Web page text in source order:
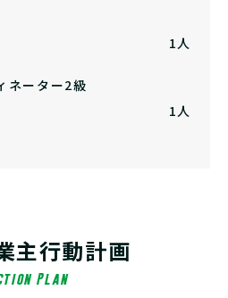
1人
ネーター2級
1人
主行動計画
Plan